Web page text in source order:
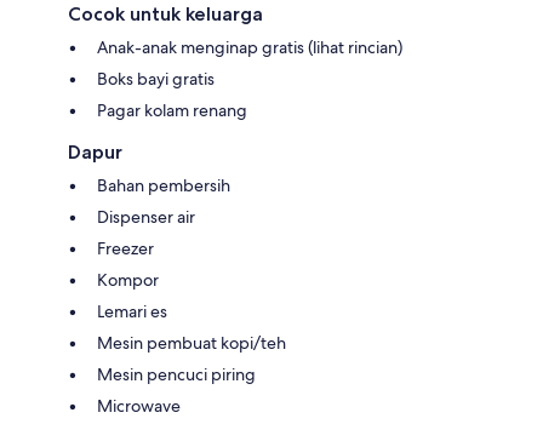
Cocok untuk keluarga
Anak-anak menginap gratis (lihat rincian)
Boks bayi gratis
Pagar kolam renang
Dapur
Bahan pembersih
Dispenser air
Freezer
Kompor
Lemari es
Mesin pembuat kopi/teh
Mesin pencuci piring
Microwave